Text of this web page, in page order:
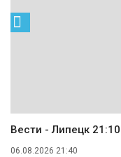
Вести - Липецк
06.08.2026 21:40